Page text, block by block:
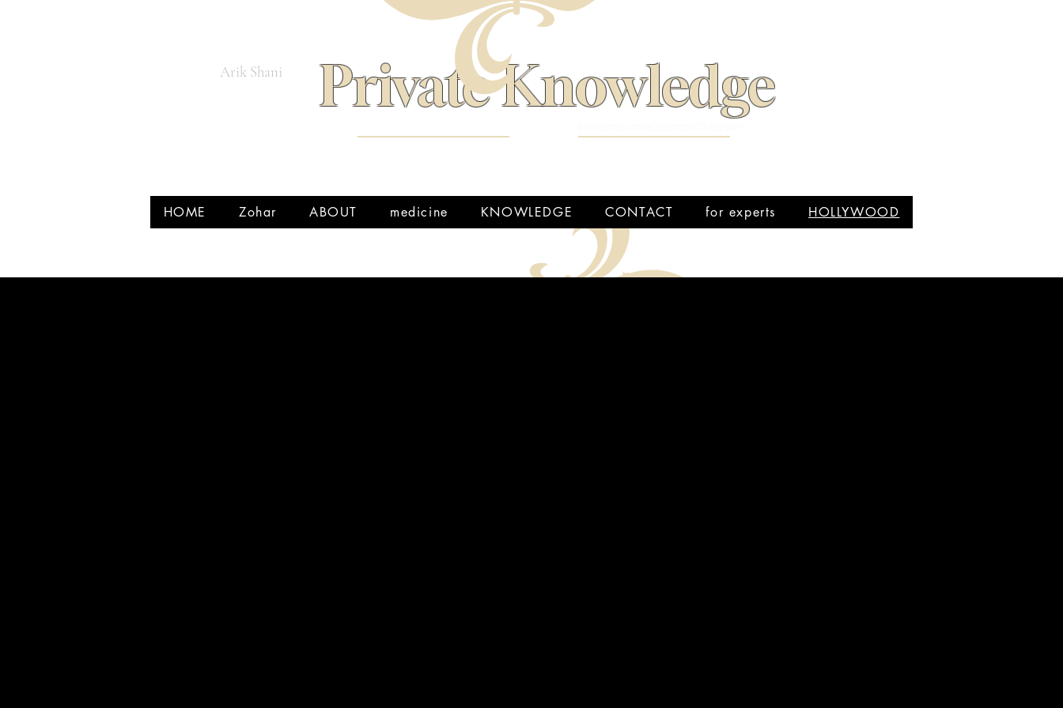
האתר בעדכון ומיועד לצפיה במסך מחשב
Private Knowledge
Arik Shani
HOME Zohar ABOUT medicine KNOWLEDGE CONTACT for experts HOLLYWOOD